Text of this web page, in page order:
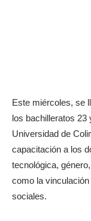
Este miércoles, se
los bachilleratos 23
Universidad de
capacitación a los
tecnológica,
como la
sociales.